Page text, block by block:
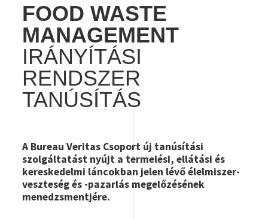
FOOD WASTE
MANAGEMENT
IRÁNYÍTÁSI
RENDSZER
TANÚSÍTÁS
A Bureau Veritas Csoport új tanúsítási
szolgáltatást nyújt a termelési, ellátási és
kereskedelmi láncokban jelen lévő élelmiszer-
veszteség és -pazarlás megelőzésének
menedzsmentjére.